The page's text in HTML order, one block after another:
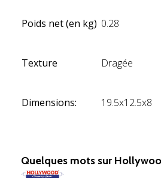
Poids net (en kg) 0.28
Texture Dragée
Dimensions: 19.5x12.5x8
Quelques mots sur